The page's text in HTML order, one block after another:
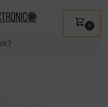
Zoeken
0
en aansluitsnoeren